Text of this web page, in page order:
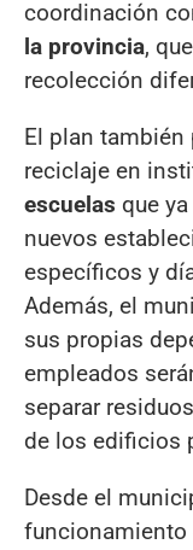
coordinación
la provincia,
recolección
El plan también
reciclaje en
escuelas que
nuevos
específicos y
Además, el
sus propias
empleados
separar
de los edificios
Desde el
funcionamiento